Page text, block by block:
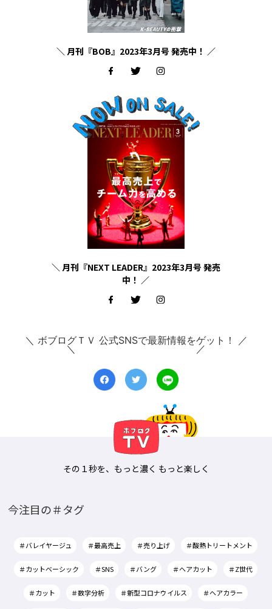
＼ 月刊『BOB』2023年3月号 発売中！ ／
＼ 月刊『NEXT LEADER』2023年3月号 発売
中！ ／
＼ ボブログＴＶ 公式SNSで最新情報をゲット！ ／
その１秒を、もっと濃く もっと楽しく
今注目の＃タグ
＃バレイヤージュ ＃最高売上 ＃売り上げ ＃酸熱トリートメント
＃カットベーシック ＃SNS ＃バング ＃ヘアカット ＃Z世代
＃カット ＃数字分析 ＃新型コロナウイルス ＃ヘアカラー